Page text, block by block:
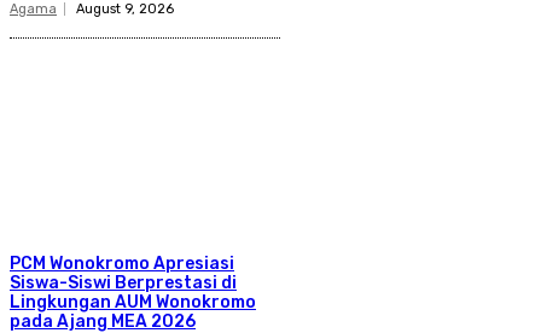
Agama August 9, 2026
PCM Wonokromo Apresiasi
Siswa-Siswi Berprestasi di
Lingkungan AUM Wonokromo
pada Ajang MEA 2026